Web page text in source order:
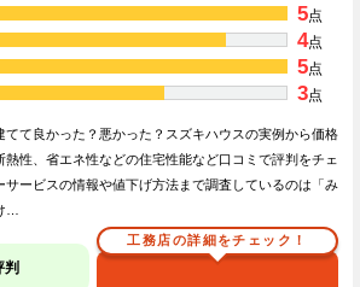
5点
4点
5点
3点
てて良かった？悪かった？スズキハウスの実例から価格
性、省エネ性などの住宅性能など口コミで評判をチェ
サービスの情報や値下げ方法まで調査しているのは「み
…
判
工務店の詳細をチェック！